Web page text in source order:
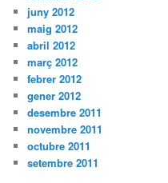
juny 2012
maig 2012
abril 2012
març 2012
febrer 2012
gener 2012
desembre 2011
novembre 2011
octubre 2011
setembre 2011